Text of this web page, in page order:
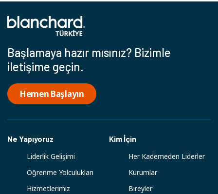
Başlamaya hazır mısınız? Bizimle
iletişime geçin.
Hemen Başlayın
Ne Yapıyoruz
Liderlik Gelişimi
Öğrenme Yolculukları
Hizmetlerimiz
Kim İçin
Her Kademeden Liderler
Kurumlar
Bireyler